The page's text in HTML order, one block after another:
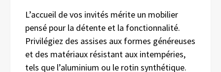
L’accueil de vos invités mérite un mobilier
pensé pour la détente et la fonctionnalité.
Privilégiez des assises aux formes généreuses
et des matériaux résistant aux intempéries,
tels que l’aluminium ou le rotin synthétique.